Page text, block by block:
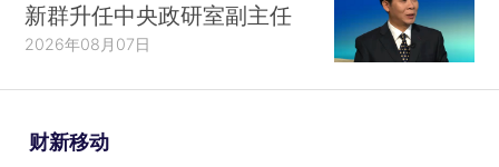
新群升任中央政研室副主任
2026年08月07日
财新移动